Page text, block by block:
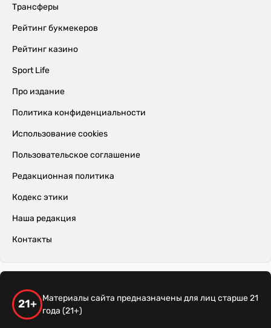
Трансферы
Рейтинг букмекеров
Рейтинг казино
Sport Life
Про издание
Политика конфиденциальности
Использование cookies
Пользовательское соглашение
Редакционная политика
Кодекс этики
Наша редакция
Контакты
21+
Материалы сайта предназначены для лиц старше 21
года (21+)